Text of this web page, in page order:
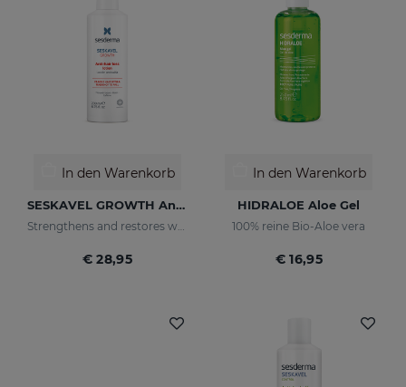
In den Warenkorb
SESKAVEL GROWTH Anti-Haarausfall-Lotion
€ 28,95
In den Warenkorb
HIDRALOE Aloe Gel
100% reine Bio-Aloe vera
€ 16,95